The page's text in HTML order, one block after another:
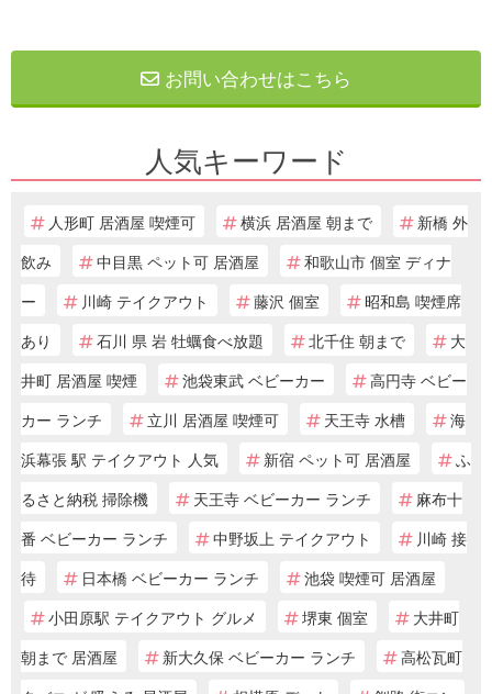
お問い合わせはこちら
人気キーワード
人形町 居酒屋 喫煙可 横浜 居酒屋 朝まで
新橋 外
飲み
中目黒 ペット可 居酒屋
和歌山市 個室 ディナ
ー
川崎 テイクアウト 藤沢 個室
昭和島 喫煙席
あり
石川 県 岩 牡蠣食べ放題 北千住 朝まで
大
井町 居酒屋 喫煙
池袋東武 ベビーカー
高円寺 ベビー
カー ランチ
立川 居酒屋 喫煙可 天王寺 水槽
海
浜幕張 駅 テイクアウト 人気
新宿 ペット可 居酒屋
ふ
るさと納税 掃除機
天王寺 ベビーカー ランチ
麻布十
番 ベビーカー ランチ
中野坂上 テイクアウト
川崎 接
待
日本橋 ベビーカー ランチ
池袋 喫煙可 居酒屋
小田原駅 テイクアウト グルメ
堺東 個室
大井町
朝まで 居酒屋
新大久保 ベビーカー ランチ
高松瓦町